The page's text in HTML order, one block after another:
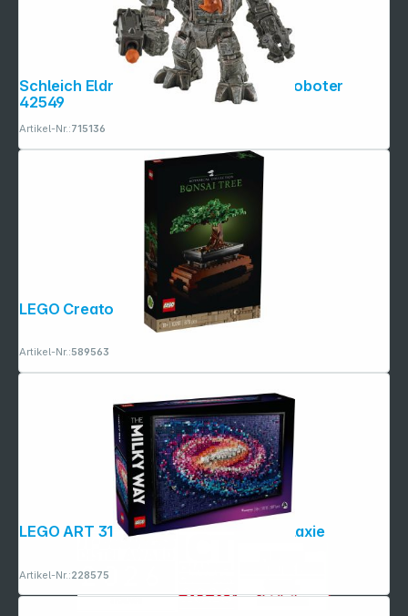
Schleich Eldrador Creatures Master Roboter
42549
Artikel-Nr.:715136
LEGO Creator Expert 10281 Bonsai
Artikel-Nr.:589563
LEGO ART 31212 Die Milchstraßen-Galaxie
Artikel-Nr.:228575